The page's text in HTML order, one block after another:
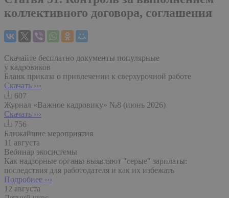
коллективного договора, соглашения
Скачайте бесплатно документы популярные
у кадровиков
Бланк приказа о привлечении к сверхурочной работе
Скачать ›››
607
Журнал «Важное кадровику» №8 (июнь 2026)
Скачать ›››
756
Ближайшие мероприятия
11 августа
Вебинар экосистемы
Как надзорные органы выявляют "серые" зарплаты:
последствия для работодателя и как их избежать
Подробнее ›››
12 августа